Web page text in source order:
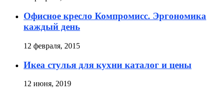
Офисное кресло Компромисс. Эргономика
каждый день
12 февраля, 2015
Икеа стулья для кухни каталог и цены
12 июня, 2019